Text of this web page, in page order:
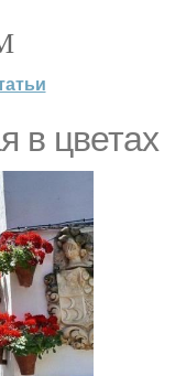
в цветах